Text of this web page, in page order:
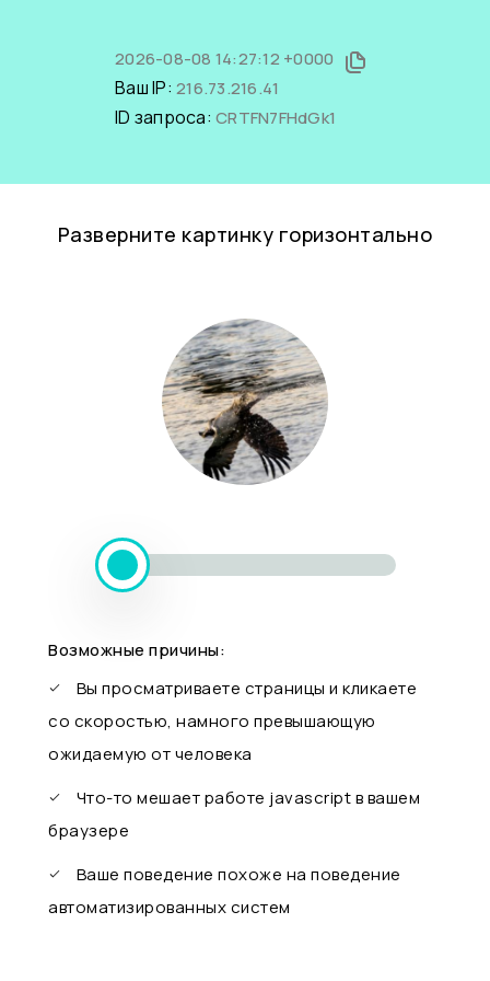
2026-08-08 14:27:12 +0000
Ваш IP: 216.73.216.41
ID запроса: CRTFN7FHdGk1
Разверните картинку горизонтально
Возможные причины:
Вы просматриваете страницы и кликаете
со скоростью, намного превышающую
ожидаемую от человека
Что-то мешает работе javascript в вашем
браузере
Ваше поведение похоже на поведение
автоматизированных систем